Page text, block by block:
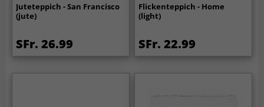
Juteteppich - San Francisco
(jute)
SFr. 26.99
Flickenteppich - Home
(light)
SFr. 22.99